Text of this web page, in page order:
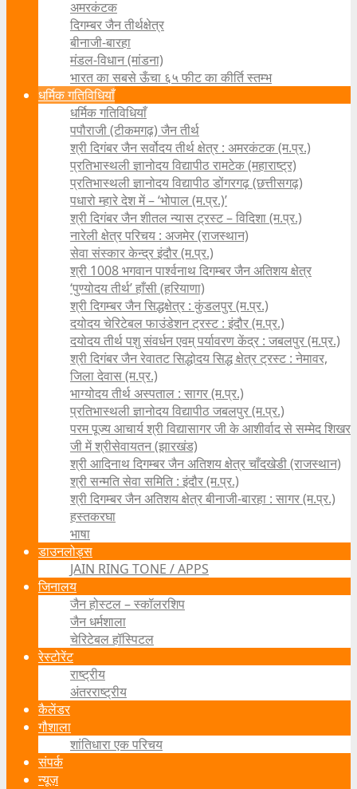
अमरकंटक
दिगम्बर जैन तीर्थक्षेत्र
बीनाजी-बारहा
मंडल-विधान (मांडना)
भारत का सबसे ऊँचा ६५ फीट का कीर्ति स्तम्भ
धर्मिक गतिविधियाँ
धर्मिक गतिविधियाँ
पपौराजी (टीकमगढ़) जैन तीर्थ
श्री दिगंबर जैन सर्वोदय तीर्थ क्षेत्र : अमरकंटक (म.प्र.)
प्रतिभास्थली ज्ञानोदय विद्यापीठ रामटेक (महाराष्ट्र)
प्रतिभास्थली ज्ञानोदय विद्यापीठ डोंगरगढ़ (छत्तीसगढ़)
पधारो म्हारे देश में – ‘भोपाल (म.प्र.)’
श्री दिगंबर जैन शीतल न्यास ट्रस्ट – विदिशा (म.प्र.)
नारेली क्षेत्र परिचय : अजमेर (राजस्थान)
सेवा संस्कार केन्द्र इंदौर (म.प्र.)
श्री 1008 भगवान पार्श्वनाथ दिगम्बर जैन अतिशय क्षे‍त्र
‘पुण्योदय तीर्थ’ हाँसी (हरियाणा)
श्री दिगम्बर जैन सिद्धक्षेत्र : कुंडलपुर (म.प्र.)
दयोदय चेरिटेबल फाउंडेशन ट्रस्ट : इंदौर (म.प्र.)
दयोदय तीर्थ पशु संवर्धन एवम्‌ पर्यावरण केंद्र : जबलपुर (म.प्र.)
श्री दिगंबर जैन रेवातट सिद्धोदय सिद्ध क्षेत्र ट्रस्ट : नेमावर,
जिला देवास (म.प्र.)
भाग्योदय तीर्थ अस्पताल : सागर (म.प्र.)
प्रतिभास्थली ज्ञानोदय विद्यापीठ जबलपुर (म.प्र.)
परम पूज्य आचार्य श्री विद्यासागर जी के आशीर्वाद से सम्मेद शिखर
जी में श्रीसेवायतन (झारखंड)
श्री आदिनाथ दिगम्बर जैन अतिशय क्षेत्र चाँदखेडी (राजस्थान)
श्री सन्मति सेवा समिति : इंदौर (म.प्र.)
श्री दिगम्बर जैन अतिशय क्षेत्र बीनाजी-बारहा : सागर (म.प्र.)
हस्तकरघा
भाषा
डाउनलोड्स
JAIN RING TONE / APPS
जिनालय
जैन होस्टल – स्कॉलरशिप
जैन धर्मशाला
चेरिटेबल हॉस्पिटल
रेस्टोरेंट
राष्ट्रीय
अंतरराष्ट्रीय
कैलेंडर
गौशाला
शांतिधारा एक परिचय
संपर्क
न्यूज़